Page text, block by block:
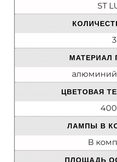
ST
3
МАТЕРИАЛ
алюминий
ЦВЕТОВАЯ
ЛАМПЫ В
В
ПЛОЩАДЬ